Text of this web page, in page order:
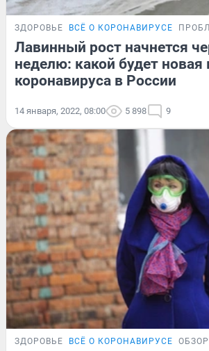
ЗДОРОВЬЕ ВСЁ О КОРОНАВИРУСЕ
Лавинный рост начнется
неделю: какой будет новая
коронавируса в России
14 января, 2022, 08:00 5 898 9
ЗДОРОВЬЕ ВСЁ О КОРОНАВИРУСЕ ОБЗОР